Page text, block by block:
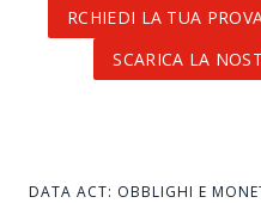
RCHIEDI LA TUA
SCARICA LA
DATA ACT: OBBLIGHI E